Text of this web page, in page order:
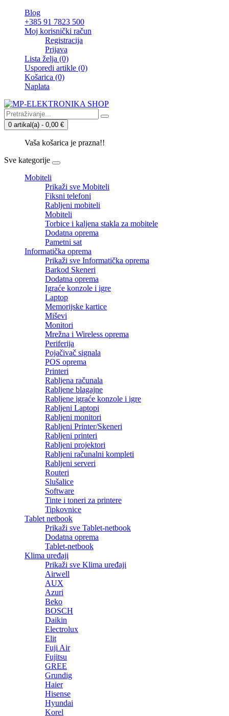
Blog
+385 91 7823 500
Moj korisnički račun
Registracija
Prijava
Lista želja (0)
Usporedi artikle (0)
Košarica (0)
Naplata
0 artikal(a) - 0,00 €
Vaša košarica je prazna!!
Sve kategorije
Mobiteli
Prikaži sve Mobiteli
Fiksni telefoni
Rabljeni mobiteli
Mobiteli
Torbice i kaljena stakla za mobitele
Dodatna oprema
Pametni sat
Informatička oprema
Prikaži sve Informatička oprema
Barkod Skeneri
Dodatna oprema
Igraće konzole i igre
Laptop
Memorijske kartice
Miševi
Monitori
Mrežna i Wireless oprema
Periferija
Pojačivač signala
POS oprema
Printeri
Rabljena računala
Rabljene blagajne
Rabljene igraće konzole i igre
Rabljeni Laptopi
Rabljeni monitori
Rabljeni Printer/Skeneri
Rabljeni printeri
Rabljeni projektori
Rabljeni računalni kompleti
Rabljeni serveri
Routeri
Slušalice
Software
Tinte i toneri za printere
Tipkovnice
Tablet netbook
Prikaži sve Tablet-netbook
Dodatna oprema
Tablet-netbook
Klima uređaji
Prikaži sve Klima uređaji
Airwell
AUX
Azuri
Beko
BOSCH
Daikin
Electrolux
Elit
Fuji Air
Fujitsu
GREE
Grundig
Haier
Hisense
Hyundai
Korel